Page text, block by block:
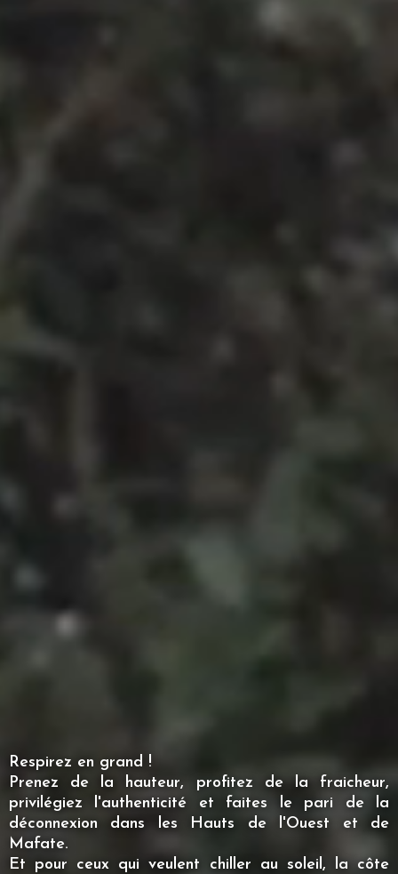
Respirez en grand !
Prenez de la hauteur, profitez de la fraicheur,
privilégiez l'authenticité et faites le pari de la
déconnexion dans les Hauts de l'Ouest et de
Mafate.
Et pour ceux qui veulent chiller au soleil, la côte